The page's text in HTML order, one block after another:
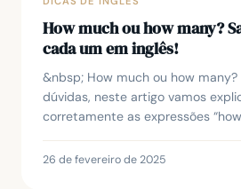
How much ou how many?
cada um em inglês!
&nbsp; How much ou how
dúvidas, neste artigo vamos
corretamente as expressões
quantidades. Ao...
26 de fevereiro de 2025